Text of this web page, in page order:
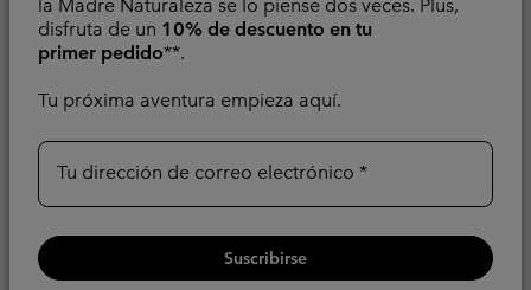
la Madre Naturaleza se lo piense dos veces. Plus,
disfruta de un 10% de descuento en tu
primer pedido**.
Tu próxima aventura empieza aquí.
Tu dirección de correo electrónico
Suscribirse
Refrigerante
Sale price:Regular price:
Minimum sale price:
42,00 €-Maximum sale
48,00 €